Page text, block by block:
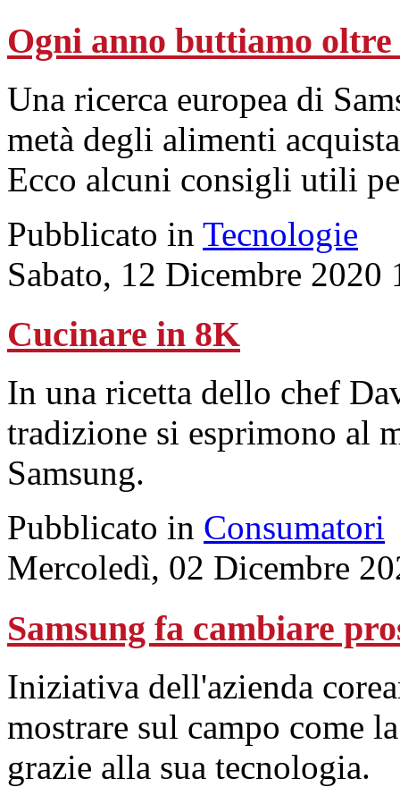
Ogni anno buttiamo
Una ricerca europea di
metà degli alimenti
Ecco alcuni consigli utili
Pubblicato in Tecnologie
Sabato, 12 Dicembre 2020
Cucinare in 8K
In una ricetta dello chef
tradizione si esprimono al
Samsung.
Pubblicato in Consumatori
Mercoledì, 02 Dicembre
Samsung fa cambiare
Iniziativa dell'azienda
mostrare sul campo come
grazie alla sua tecnologia.